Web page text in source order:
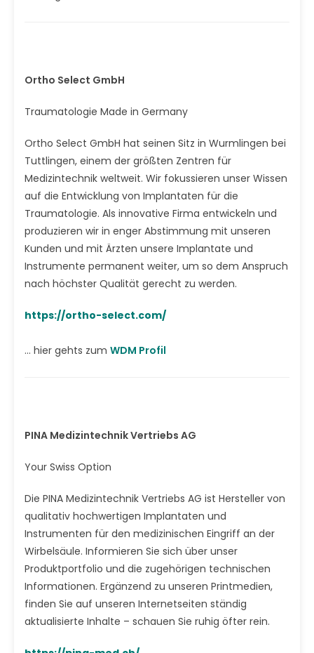
Ortho Select GmbH
Traumatologie Made in Germany
Ortho Select GmbH hat seinen Sitz in Wurmlingen bei
Tuttlingen, einem der größten Zentren für
Medizintechnik weltweit. Wir fokussieren unser Wissen
auf die Entwicklung von Implantaten für die
Traumatologie. Als innovative Firma entwickeln und
produzieren wir in enger Abstimmung mit unseren
Kunden und mit Ärzten unsere Implantate und
Instrumente permanent weiter, um so dem Anspruch
nach höchster Qualität gerecht zu werden.
https://ortho-select.com/
... hier gehts zum WDM Profil
PINA Medizintechnik Vertriebs AG
Your Swiss Option
Die PINA Medizintechnik Vertriebs AG ist Hersteller von
qualitativ hochwertigen Implantaten und
Instrumenten für den medizinischen Eingriff an der
Wirbelsäule. Informieren Sie sich über unser
Produktportfolio und die zugehörigen technischen
Informationen. Ergänzend zu unseren Printmedien,
finden Sie auf unseren Internetseiten ständig
aktualisierte Inhalte – schauen Sie ruhig öfter rein.